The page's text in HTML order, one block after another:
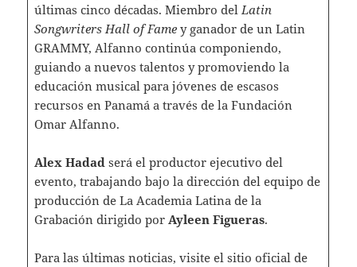
últimas cinco décadas. Miembro del Latin
Songwriters Hall of Famey ganador de un Latin
GRAMMY, Alfanno continúa componiendo,
guiando a nuevos talentos y promoviendo la
educación musical para jóvenes de escasos
recursos en Panamá a través de la Fundación
Omar Alfanno.
Alex Hadad será el productor ejecutivo del
evento, trabajando bajo la dirección del equipo de
producción de La Academia Latina de la
Grabación dirigido por Ayleen Figueras.
Para las últimas noticias, visite el sitio oficial de